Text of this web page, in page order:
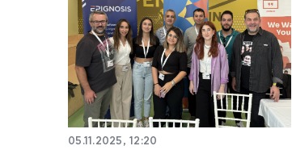
05.11.2025, 12:20